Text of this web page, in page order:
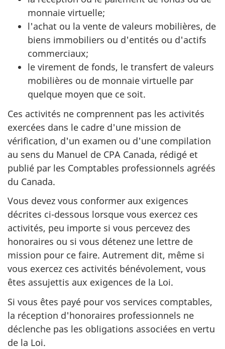
monnaie virtuelle;
l'achat ou la vente de valeurs mobilières, de
biens immobiliers ou d'entités ou d'actifs
commerciaux;
le virement de fonds, le transfert de valeurs
mobilières ou de monnaie virtuelle par
quelque moyen que ce soit.
Ces activités ne comprennent pas les activités
exercées dans le cadre d'une mission de
vérification, d'un examen ou d'une compilation
au sens du Manuel de CPA Canada, rédigé et
publié par les Comptables professionnels agréés
du Canada.
Vous devez vous conformer aux exigences
décrites ci-dessous lorsque vous exercez ces
activités, peu importe si vous percevez des
honoraires ou si vous détenez une lettre de
mission pour ce faire. Autrement dit, même si
vous exercez ces activités bénévolement, vous
êtes assujettis aux exigences de la Loi.
Si vous êtes payé pour vos services comptables,
la réception d'honoraires professionnels ne
déclenche pas les obligations associées en vertu
de la Loi.